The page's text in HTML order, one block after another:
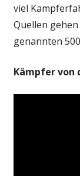
viel
Quellen
genannten
Kämpfer von